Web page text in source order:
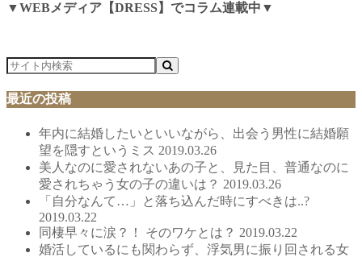
▼WEBメディア【DRESS】でコラム連載中▼
最近の投稿
年内に結婚したいといいながら、出会う男性に結婚願
望を隠すというミス 2019.03.26
美人なのに愛されないあの子と、見た目、普通なのに
愛されちゃう女の子の違いは？ 2019.03.26
「自分なんて…」と落ち込んだ時にすべきは..?
2019.03.22
同棲早々に涙？！ そのワケとは？ 2019.03.22
婚活しているにも関わらず、浮気男に振り回される女